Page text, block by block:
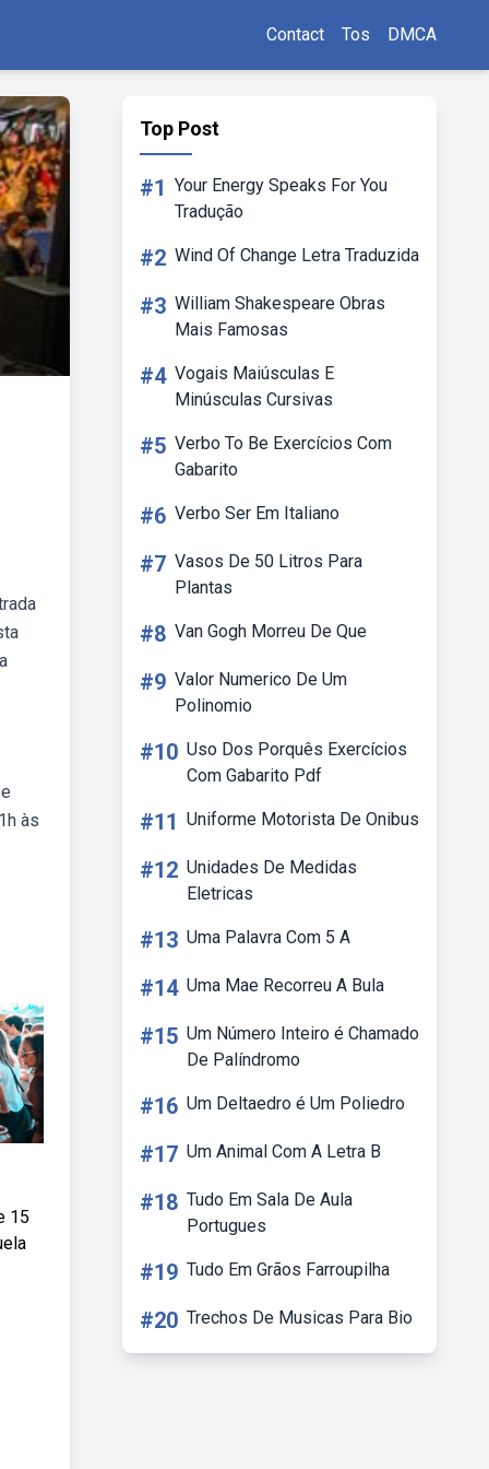
Contact Tos DMCA
às
15
Top Post
#1 Your Energy Speaks For You
Tradução
#2 Wind Of Change Letra Traduzida
#3 William Shakespeare Obras
Mais Famosas
#4 Vogais Maiúsculas E
Minúsculas Cursivas
#5 Verbo To Be Exercícios Com
Gabarito
#6 Verbo Ser Em Italiano
#7 Vasos De 50 Litros Para
Plantas
#8 Van Gogh Morreu De Que
#9 Valor Numerico De Um
Polinomio
#10 Uso Dos Porquês Exercícios
Com Gabarito Pdf
#11 Uniforme Motorista De Onibus
#12 Unidades De Medidas
Eletricas
#13 Uma Palavra Com 5 A
#14 Uma Mae Recorreu A Bula
#15 Um Número Inteiro é Chamado
De Palíndromo
#16 Um Deltaedro é Um Poliedro
#17 Um Animal Com A Letra B
#18 Tudo Em Sala De Aula
Portugues
#19 Tudo Em Grãos Farroupilha
#20 Trechos De Musicas Para Bio